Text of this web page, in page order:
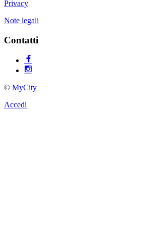
Privacy
Note legali
Contatti
© MyCity
Accedi